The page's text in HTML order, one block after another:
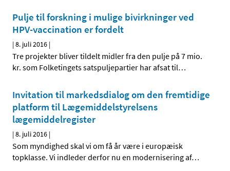
Pulje til forskning i mulige bivirkninger ved
HPV-vaccination er fordelt
|8. juli 2016 |
Tre projekter bliver tildelt midler fra den pulje på 7 mio.
kr. som Folketingets satspuljepartier har afsat til…
Invitation til markedsdialog om den fremtidige
platform til Lægemiddelstyrelsens
lægemiddelregister
|8. juli 2016 |
Som myndighed skal vi om få år være i europæisk
topklasse. Vi indleder derfor nu en modernisering af…